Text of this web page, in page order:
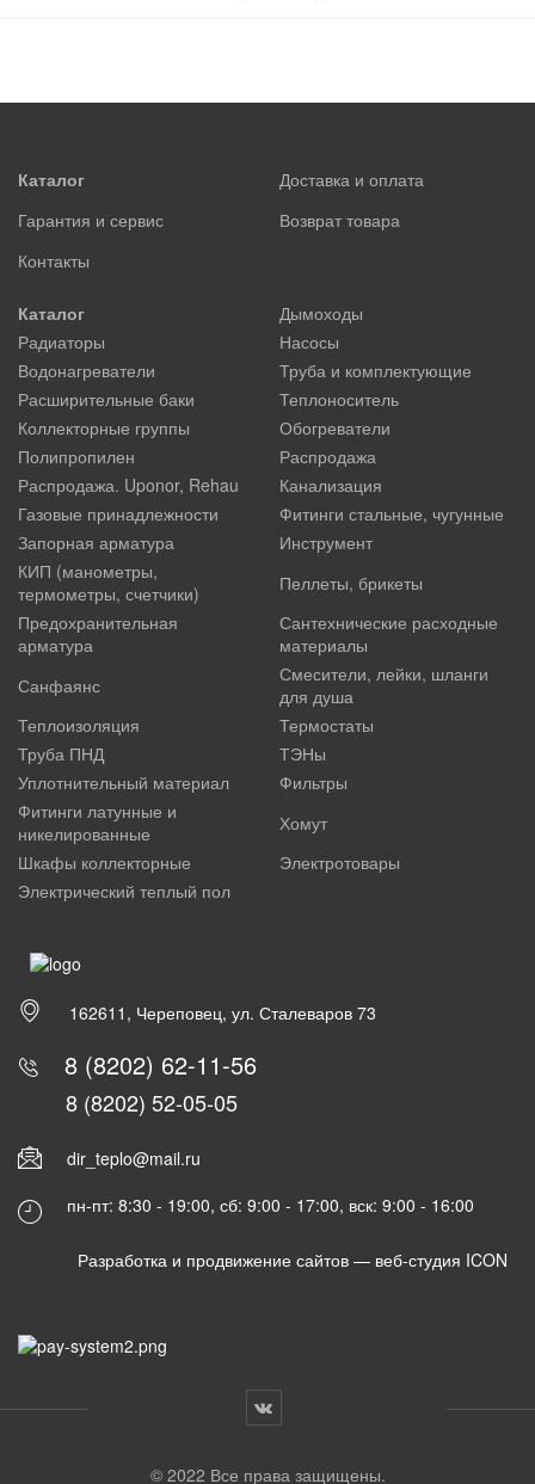
Каталог
Доставка и оплата
Гарантия и сервис
Возврат товара
Контакты
Каталог
Дымоходы
Радиаторы
Насосы
Водонагреватели
Труба и комплектующие
Расширительные баки
Теплоноситель
Коллекторные группы
Обогреватели
Полипропилен
Распродажа
Распродажа. Uponor, Rehau
Канализация
Газовые принадлежности
Фитинги стальные, чугунные
Запорная арматура
Инструмент
КИП (манометры,
термометры, счетчики)
Пеллеты, брикеты
Предохранительная
арматура
Сантехнические расходные
материалы
Санфаянс
Смесители, лейки, шланги
для душа
Теплоизоляция
Термостаты
Труба ПНД
ТЭНы
Уплотнительный материал
Фильтры
Фитинги латунные и
никелированные
Хомут
Шкафы коллекторные
Электротовары
Электрический теплый пол
162611, Череповец, ул. Сталеваров 73
8 (8202) 62-11-56
8 (8202) 52-05-05
dir_teplo@mail.ru
пн-пт: 8:30 - 19:00, сб: 9:00 - 17:00, вск: 9:00 - 16:00
Разработка и продвижение сайтов — веб-студия ICON
© 2022 Все права защищены.